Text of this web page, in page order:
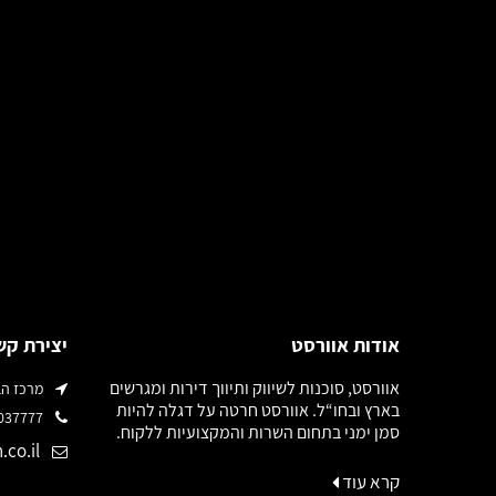
אודות אוורסט
אוורסט, סוכנות לשיווק ותיווך דירות ומגרשים
בארץ ובחו“ל. אוורסט חרטה על דגלה להיות
סמן ימני בתחום השרות והמקצועיות ללקוח.
קרא עוד
יצירת
מרכז הבמה